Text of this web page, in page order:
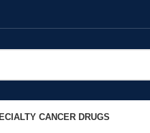
CANCER DRUGS